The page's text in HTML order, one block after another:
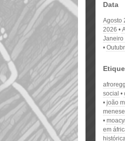
Data
Agosto
2026
Janeiro
social
joão
em